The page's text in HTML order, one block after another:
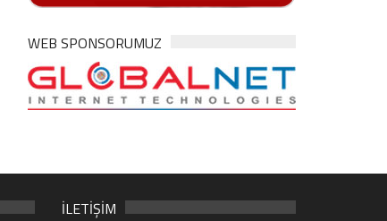
WEB SPONSORUMUZ
İLETİŞİM